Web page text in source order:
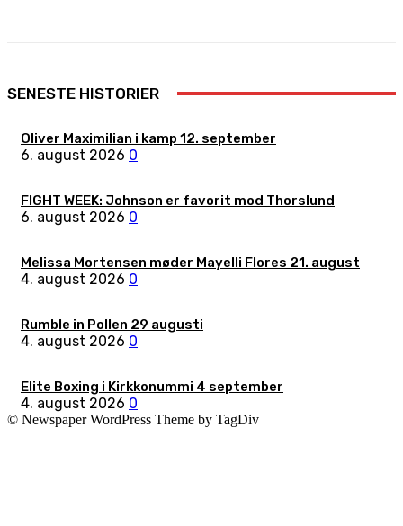
SENESTE HISTORIER
Oliver Maximilian i kamp 12. september
6. august 2026 0
FIGHT WEEK: Johnson er favorit mod Thorslund
6. august 2026 0
Melissa Mortensen møder Mayelli Flores 21. august
4. august 2026 0
Rumble in Pollen 29 augusti
4. august 2026 0
Elite Boxing i Kirkkonummi 4 september
4. august 2026 0
© Newspaper WordPress Theme by TagDiv